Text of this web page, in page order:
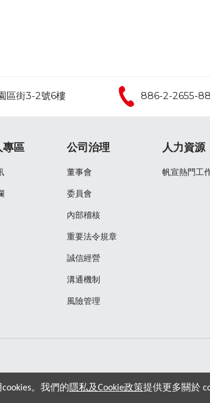
區街3-2號6樓 886-2-2655-
專區 公司治理
董事會
委員會
內部稽核
重要法令規章
誠信經營
溝通機制
風險管理
人力資源
帆宣熱門工
。我們的 隱私及Cookie政策提供更多關於